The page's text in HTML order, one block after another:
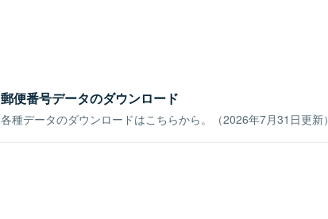
郵便番号データのダウンロード
各種データのダウンロードはこちらから。（2026年7月31日更新）